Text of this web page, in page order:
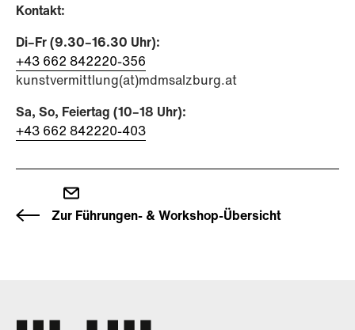
Kontakt:
Di–Fr (9.30–16.30 Uhr):
+43 662 842220-356
kunstvermittlung(at)mdmsalzburg.at
Sa, So, Feiertag (10–18 Uhr):
+43 662 842220-403
Zur Führungen- & Workshop-Übersicht